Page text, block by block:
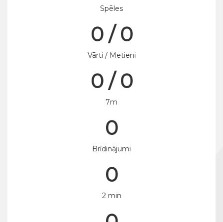
Spēles
0 / 0
Vārti / Metieni
0 / 0
7m
0
Brīdinājumi
0
2 min